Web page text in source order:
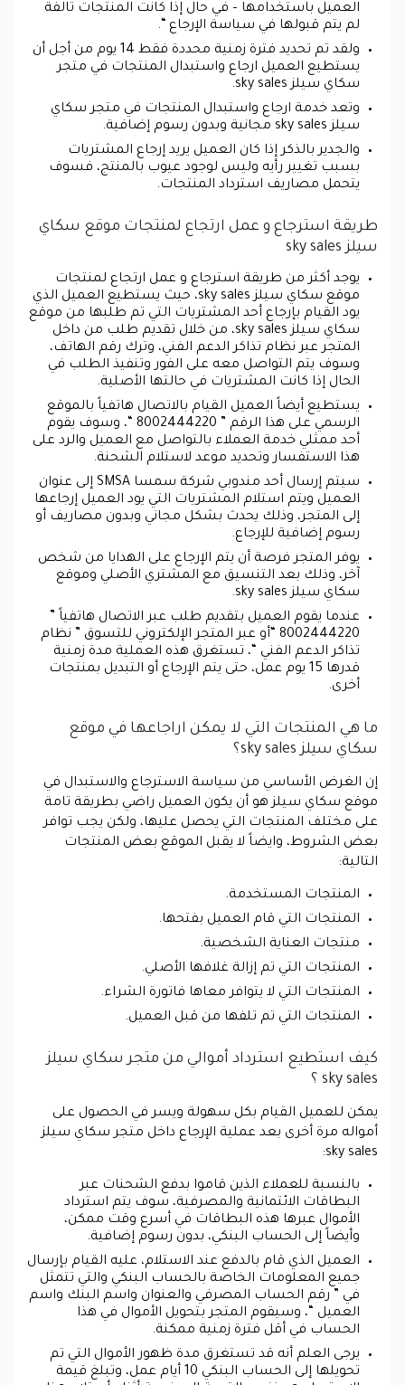
العميل باستخدامها – في حال إذا كانت المنتجات تالفة
لم يتم قبولها في سياسة الإرجاع “.
ولقد تم تحديد فترة زمنية محددة فقط 14 يوم من أجل أن
يستطيع العميل ارجاع واستبدال المنتجات في متجر
سكاي سيلز sky sales.
وتعد خدمة ارجاع واستبدال المنتجات في متجر سكاي
سيلز sky sales مجانية وبدون رسوم إضافية.
والجدير بالذكر إذا كان العميل يريد إرجاع المشتريات
بسبب تغيير رأيه وليس لوجود عيوب بالمنتج، فسوف
يتحمل مصاريف استرداد المنتجات.
طريقة استرجاع و عمل ارتجاع لمنتجات موقع سكاي
سيلز sky sales
يوجد أكثر من طريقة استرجاع و عمل ارتجاع لمنتجات
موقع سكاي سيلز sky sales، حيث يستطيع العميل الذي
يود القيام بإرجاع أحد المشتريات التي تم طلبها من موقع
سكاي سيلز sky sales، من خلال تقديم طلب من داخل
المتجر عبر نظام تذاكر الدعم الفني، وترك رقم الهاتف،
وسوف يتم التواصل معه على الفور وتنفيذ الطلب في
الحال إذا كانت المشتريات في حالتها الأصلية.
يستطيع أيضاً العميل القيام بالاتصال هاتفياً بالموقع
الرسمي على هذا الرقم ” 8002444220 “، وسوف يقوم
أحد ممثلي خدمة العملاء بالتواصل مع العميل والرد على
هذا الاستفسار وتحديد موعد لاستلام الشحنة.
سيتم إرسال أحد مندوبي شركة سمسا SMSA إلى عنوان
العميل ويتم استلام المشتريات التي يود العميل إرجاعها
إلى المتجر، وذلك يحدث بشكل مجاني وبدون مصاريف أو
رسوم إضافية للإرجاع.
يوفر المتجر فرصة أن يتم الإرجاع على الهدايا من شخص
آخر، وذلك بعد التنسيق مع المشتري الأصلي وموقع
سكاي سيلز sky sales.
عندما يقوم العميل بتقديم طلب عبر الاتصال هاتفياً ”
8002444220 “أو عبر المتجر الإلكتروني للتسوق ” نظام
تذاكر الدعم الفني “، تستغرق هذه العملية مدة زمنية
قدرها 15 يوم عمل، حتى يتم الإرجاع أو التبديل بمنتجات
أخرى.
ما هي المنتجات التي لا يمكن اراجاعها في موقع
سكاي سيلز sky sales؟
إن الغرض الأساسي من سياسة الاسترجاع والاستبدال في
موقع سكاي سيلز هو أن يكون العميل راضي بطريقة تامة
على مختلف المنتجات التي يحصل عليها، ولكن يجب توافر
بعض الشروط، وايضاً لا يقبل الموقع بعض المنتجات
التالية:
المنتجات المستخدمة.
المنتجات التي قام العميل بفتحها.
منتجات العناية الشخصية.
المنتجات التي تم إزالة غلافها الأصلي.
المنتجات التي لا يتوافر معاها فاتورة الشراء.
المنتجات التي تم تلفها من قبل العميل.
كيف استطيع استرداد أموالي من متجر سكاي سيلز
sky sales ؟
يمكن للعميل القيام بكل سهولة ويسر في الحصول على
أمواله مرة أخرى بعد عملية الإرجاع داخل متجر سكاي سيلز
sky sales:
بالنسبة للعملاء الذين قاموا بدفع الشحنات عبر
البطاقات الائتمانية والمصرفية، سوف يتم استرداد
الأموال عبرها هذه البطاقات في أسرع وقت ممكن،
وأيضاً إلى الحساب البنكي، بدون رسوم إضافية.
العميل الذي قام بالدفع عند الاستلام، عليه القيام بإرسال
جميع المعلومات الخاصة بالحساب البنكي والتي تتمثل
في ” رقم الحساب المصرفي والعنوان واسم البنك واسم
العميل “، وسيقوم المتجر بتحويل الأموال في هذا
الحساب في أقل فترة زمنية ممكنة.
يرجى العلم أنه قد تستغرق مدة ظهور الأموال التي تم
تحويلها إلى الحساب البنكي 10 أيام عمل، وتبلغ قيمة